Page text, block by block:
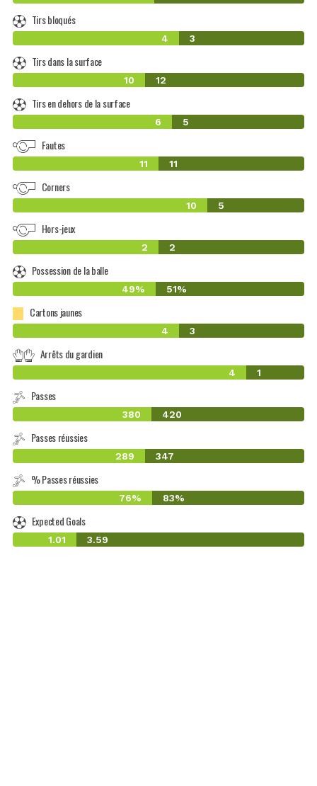
Tirs bloqués
4 3
Tirs dans la surface
10 12
Tirs en dehors de la surface
6 5
Fautes
11 11
Corners
10 5
Hors-jeux
2 2
Possession de la balle
49% 51%
Cartons jaunes
4 3
Arrêts du gardien
4 1
Passes
380 420
Passes réussies
289 347
% Passes réussies
76% 83%
Expected Goals
1.01 3.59